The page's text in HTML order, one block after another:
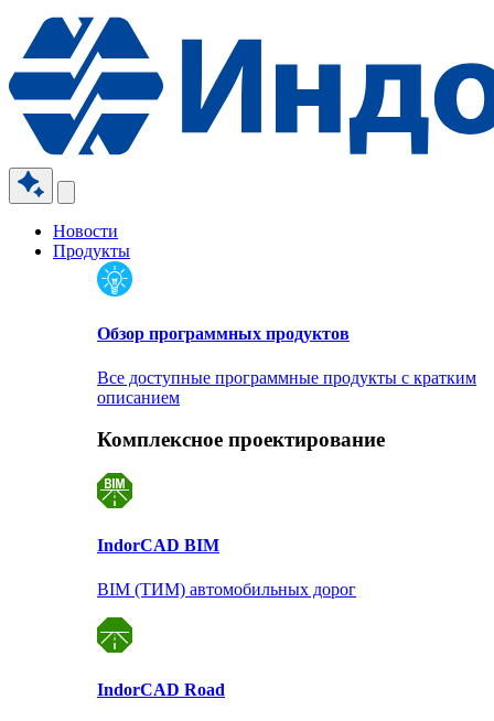
Новости
Продукты
Обзор программных продуктов
Все доступные программные продукты с кратким
описанием
Комплексное проектирование
IndorCAD BIM
BIM (ТИМ) автомобильных дорог
IndorCAD Road